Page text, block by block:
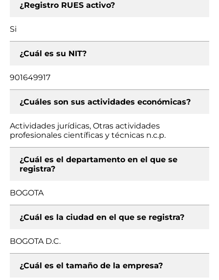
¿Registro RUES activo?
Si
¿Cuál es su NIT?
901649917
¿Cuáles son sus actividades económicas?
Actividades jurídicas, Otras actividades
profesionales científicas y técnicas n.c.p.
¿Cuál es el departamento en el que se
registra?
BOGOTA
¿Cuál es la ciudad en el que se registra?
BOGOTA D.C.
¿Cuál es el tamaño de la empresa?